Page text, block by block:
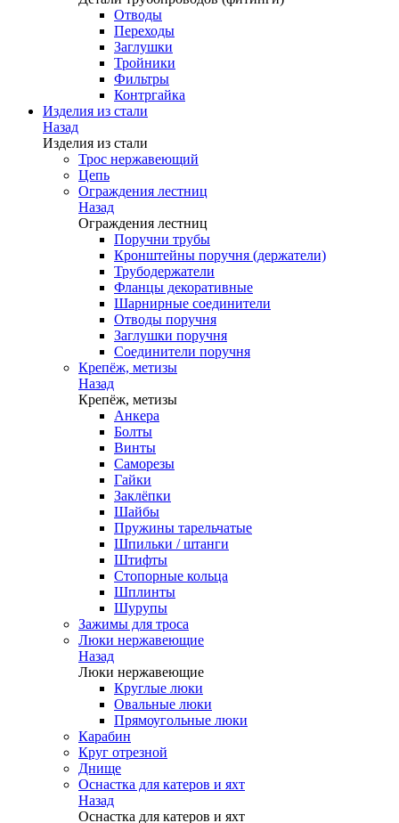
Отводы
Переходы
Заглушки
Тройники
Фильтры
Контргайка
Изделия из стали
Назад
Изделия из стали
Трос нержавеющий
Цепь
Ограждения лестниц
Назад
Ограждения лестниц
Поручни трубы
Кронштейны поручня (держатели)
Трубодержатели
Фланцы декоративные
Шарнирные соединители
Отводы поручня
Заглушки поручня
Соединители поручня
Крепёж, метизы
Назад
Крепёж, метизы
Анкера
Болты
Винты
Саморезы
Гайки
Заклёпки
Шайбы
Пружины тарельчатые
Шпильки / штанги
Штифты
Стопорные кольца
Шплинты
Шурупы
Зажимы для троса
Люки нержавеющие
Назад
Люки нержавеющие
Круглые люки
Овальные люки
Прямоугольные люки
Карабин
Круг отрезной
Днище
Оснастка для катеров и яхт
Назад
Оснастка для катеров и яхт